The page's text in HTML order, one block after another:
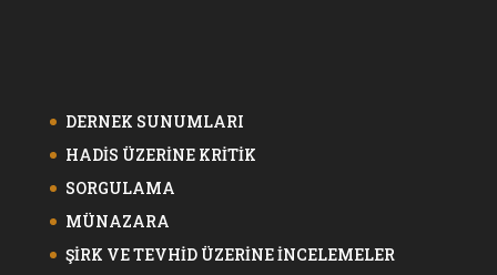
DERNEK SUNUMLARI
HADİS ÜZERİNE KRİTİK
SORGULAMA
MÜNAZARA
ŞİRK VE TEVHİD ÜZERİNE İNCELEMELER